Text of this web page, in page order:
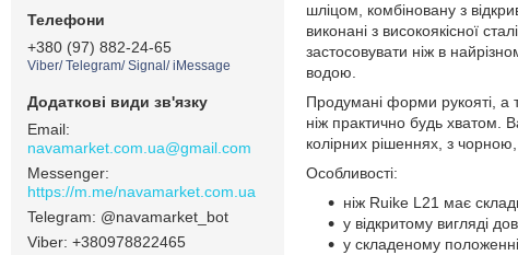
шліцом, комбіновану з
виконані з високоякісної
застосовувати ніж в
водою.
Продумані форми рукояті, а
ніж практично будь хватом.
колірних рішеннях, з
Особливості:
ніж Ruike L21 має
у відкритому вигляді
у складеному
+380 (97) 882-24-65
Viber/ Telegram/ Signal/ iMessage
navamarket.com.ua@gmail.com
https://m.me/navamarket.com.ua
@navamarket_bot
+380978822465